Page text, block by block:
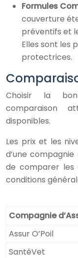
Formules
couverture
préventifs et
Elles sont les
protectrices.
Choisir la
comparaison
disponibles.
Les prix et les
d’une
de comparer les
conditions
Compagnie
Assur O’Poil
SantéVet